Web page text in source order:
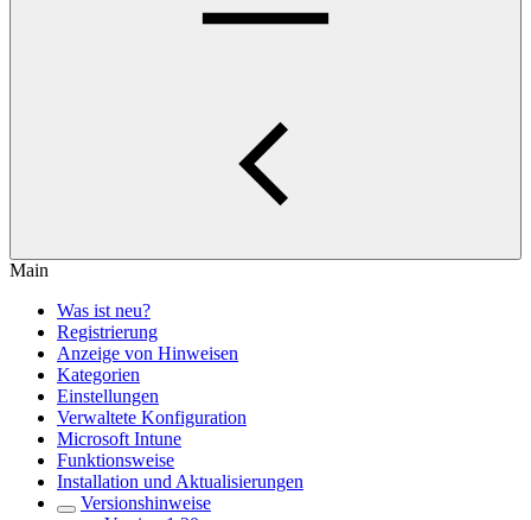
Main
Was ist neu?
Registrierung
Anzeige von Hinweisen
Kategorien
Einstellungen
Verwaltete Konfiguration
Microsoft Intune
Funktionsweise
Installation und Aktualisierungen
Versionshinweise